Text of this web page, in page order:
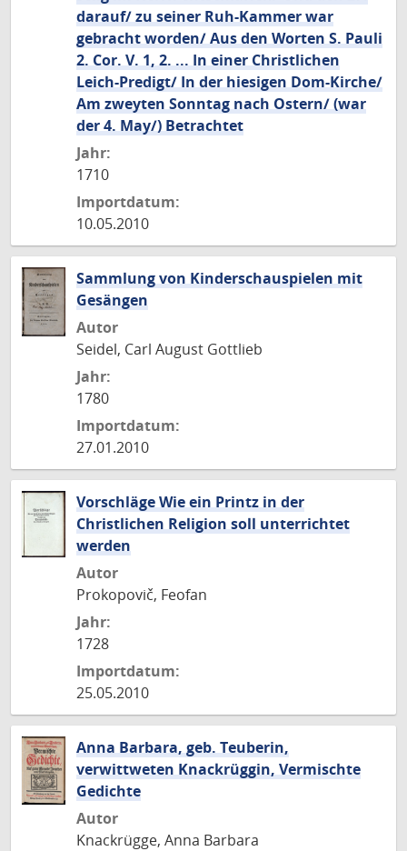
darauf/ zu seiner Ruh-Kammer war
gebracht worden/ Aus den Worten S. Pauli
2. Cor. V. 1, 2. ... In einer Christlichen
Leich-Predigt/ In der hiesigen Dom-Kirche/
Am zweyten Sonntag nach Ostern/ (war
der 4. May/) Betrachtet
Jahr:
1710
Importdatum:
10.05.2010
Sammlung von Kinderschauspielen mit
Gesängen
Autor
Seidel, Carl August Gottlieb
Jahr:
1780
Importdatum:
27.01.2010
Vorschläge Wie ein Printz in der
Christlichen Religion soll unterrichtet
werden
Autor
Prokopovič, Feofan
Jahr:
1728
Importdatum:
25.05.2010
Anna Barbara, geb. Teuberin,
verwittweten Knackrüggin, Vermischte
Gedichte
Autor
Knackrügge, Anna Barbara